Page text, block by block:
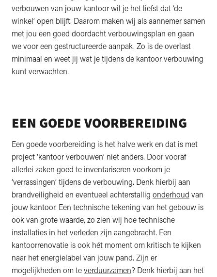
verbouwen van jouw kantoor wil je het liefst dat ‘de
winkel’ open blijft. Daarom maken wij als aannemer samen
met jou een goed doordacht verbouwingsplan en gaan
we voor een gestructureerde aanpak. Zo is de overlast
minimaal en weet jij wat je tijdens de kantoor verbouwing
kunt verwachten.
EEN GOEDE VOORBEREIDING
Een goede voorbereiding is het halve werk en dat is met
project ‘kantoor verbouwen’ niet anders. Door vooraf
allerlei zaken goed te inventariseren voorkom je
‘verrassingen’ tijdens de verbouwing. Denk hierbij aan
brandveiligheid en eventueel achterstallig onderhoud van
jouw kantoor. Een technische tekening van het gebouw is
ook van grote waarde, zo zien wij hoe technische
installaties in het verleden zijn aangebracht. Een
kantoorrenovatie is ook hét moment om kritisch te kijken
naar het energielabel van jouw pand. Zijn er
mogelijkheden om teverduurzamen? Denk hierbij aan het